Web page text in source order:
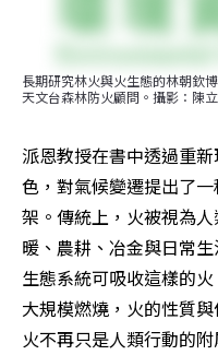
長期研究林火與火生態的林朝欽
天文台森林防火顧問。攝影：陳
派恩教授在書中透過重
色，對氣候變遷提出了
架。傳統上，火被視為
暖、農耕、冶金與日常
生態系統可吸收這樣的
大規模燃燒，火的性質
火不再只是人類行動的